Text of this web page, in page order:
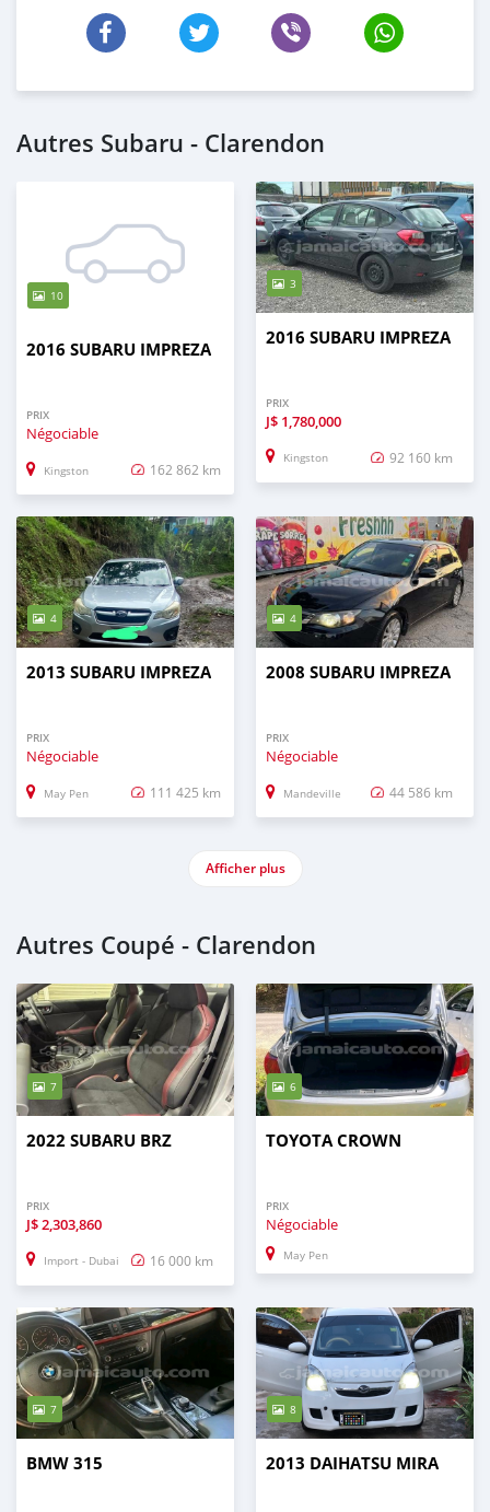
Autres Subaru - Clarendon
10
2016 SUBARU IMPREZA
PRIX
Négociable
Kingston 162 862 km
3
2016 SUBARU IMPREZA
PRIX
J$ 1,780,000
Kingston 92 160 km
4
2013 SUBARU IMPREZA
PRIX
Négociable
May Pen 111 425 km
4
2008 SUBARU IMPREZA
PRIX
Négociable
Mandeville 44 586 km
Afficher plus
Autres Coupé - Clarendon
7
2022 SUBARU BRZ
PRIX
J$2,303,860
Import - Dubai 16 000 km
6
TOYOTA CROWN
PRIX
Négociable
May Pen
7
BMW 315
8
2013 DAIHATSU MIRA